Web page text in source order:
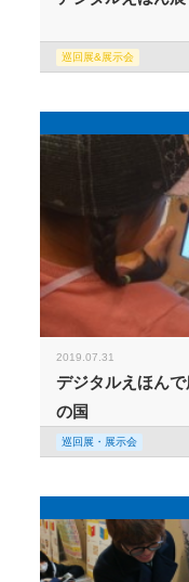
巡回展&展示会
2019.07.31
デジタルえほん
の国
巡回展・展示会